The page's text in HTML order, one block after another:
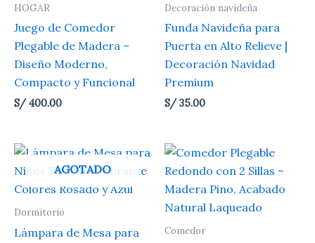
HOGAR
Juego de Comedor
Plegable de Madera –
Diseño Moderno,
Compacto y Funcional
S/ 400.00
Decoración navideña
Funda Navideña para
Puerta en Alto Relieve |
Decoración Navidad
Premium
S/ 35.00
AGOTADO
Dormitorio
Lámpara de Mesa para
Comedor